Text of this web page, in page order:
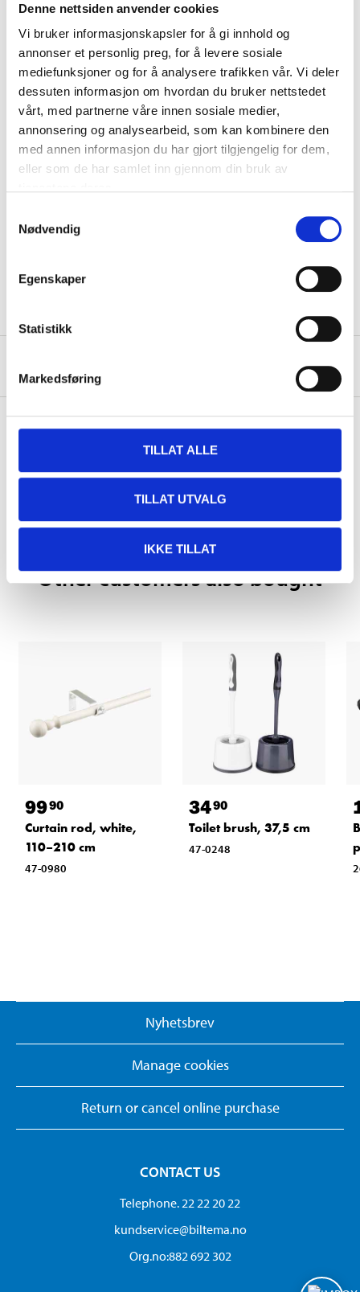
Denne nettsiden anvender cookies
Vi bruker informasjonskapsler for å gi innhold og
annonser et personlig preg, for å levere sosiale
mediefunksjoner og for å analysere trafikken vår. Vi deler
dessuten informasjon om hvordan du bruker nettstedet
vårt, med partnerne våre innen sosiale medier,
annonsering og analysearbeid, som kan kombinere den
med annen informasjon du har gjort tilgjengelig for dem,
eller som de har samlet inn gjennom din bruk av
Nødvendig
Egenskaper
Statistikk
Markedsføring
TILLAT ALLE
TILLAT UTVALG
IKKE TILLAT
Stylish curtain rod with elegant finials. The rod is made
of steel and the length is adjustable between 110 and
210 cm. Supplied with wall brackets and finials.
Technical specifications
Weight
Pay & Collect
READ MORE
Other customers also bought
9990
Curtain rod, white,
110–210 cm
47-0980
3490
Toilet brush, 37,5 cm
47-0248
Nyhetsbrev
Manage cookies
Return or cancel online purchase
CONTACT US
Telephone. 22 22 20 22
kundservice@biltema.no
Org.no:882 692 302